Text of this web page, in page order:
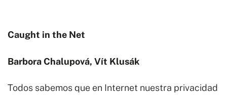
Caught in the Net
Barbora Chalupová, Vít Klusák
Todos sabemos que en Internet nuestra privacidad